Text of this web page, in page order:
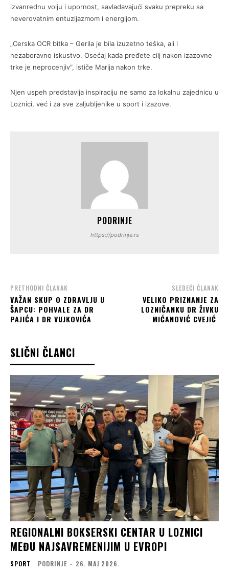
izvanrednu volju i upornost, savladavajući svaku prepreku sa
neverovatnim entuzijazmom i energijom.
„Cerska OCR bitka – Gerila je bila izuzetno teška, ali i
nezaboravno iskustvo. Osećaj kada pređete cilj nakon izazovne
trke je neprocenjiv“, ističe Marija nakon trke.
Njen uspeh predstavlja inspiraciju ne samo za lokalnu zajednicu u
Loznici, već i za sve zaljubljenike u sport i izazove.
PODRINJE
https://podrinje.rs
PRETHODNI ČLANAK
VAŽAN SKUP O ZDRAVLJU U
ŠAPCU: POHVALE ZA DR
PAJIĆA I DR VUJKOVIĆA
SLEDEĆI ČLANAK
VELIKO PRIZNANJE ZA
LOZNIČANKU DR ŽIVKU
MIĆANOVIĆ CVEJIĆ
SLIČNI ČLANCI
REGIONALNI BOKSERSKI CENTAR U LOZNICI
MEĐU NAJSAVREMENIJIM U EVROPI
SPORT PODRINJE - 26. МАЈ 2026.